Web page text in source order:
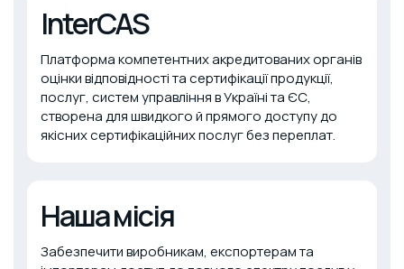
InterCAS
Платформа компетентних акредитованих органів
оцінки відповідності та сертифікації продукції,
послуг, систем управління в Україні та ЄС,
створена для швидкого й прямого доступу до
якісних сертифікаційних послуг без переплат.
Наша місія
Забезпечити виробникам, експортерам та